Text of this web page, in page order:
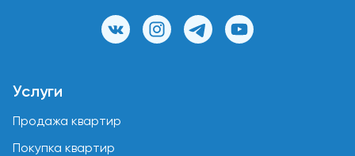
Услуги
Продажа квартир
Покупка квартир